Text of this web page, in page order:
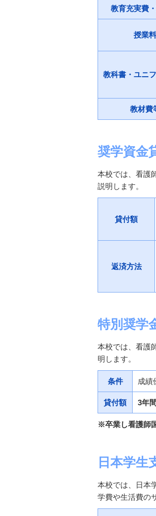
教育充実費
授業料
教科書・ユニ
教材費
奨学資金
本校では、看護
説明します。
貸付額
返済方法
特別奨学
本校では、看護
明します。
条件 成績
貸付額 3年
※卒業し看護師
日本学生
本校では、日本
学費や生活費の